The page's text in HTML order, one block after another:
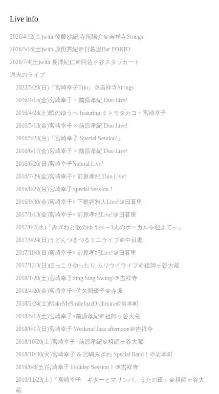
Live info
2026/4/12(土)with 後藤沙紀,寺尾陽介＠吉祥寺Strings
2026/5/16(土)with 原田秀紀＠日暮里Bar PORTO
2026/7/4(土)with 長澤紀仁＠阿佐ヶ谷スタッカート
過去のライブ
2022/5/29(日)『宮崎幸子Trio』＠吉祥寺Strings
2016/4/15(金)宮崎幸子 × 前原孝紀 Duo Live!
2016/4/23(土)歌のゆうべ featuring ミトモタカコ・宮崎幸子
2016/5/13(金)宮崎幸子 × 前原孝紀 Duo Live!
2016/5/23(月)『宮崎幸子 Special Session!』
2016/6/17(金)宮崎幸子 × 前原孝紀 Duo Live!
2016/6/26(日)宮崎幸子Natural Live!
2016/7/29(金)宮崎幸子× 前原孝紀 Duo Live!
2016/8/22(月)宮崎幸子Special Session！
2016/9/30(金)宮崎幸子× 下梶谷雅人Live!＠日暮里
2017/1/13(金)宮崎幸子× 前原孝紀Live!＠日暮里
2017/6/7(水)『みぎわと歌のゆうべ～3人のボーカルを迎えて～』
2017/9/24(日)うどんつるつるミニライブ＠中目黒
2017/10/8(日)宮崎幸子× 前原孝紀Live!＠日暮里
2017/12/3(日)ほっこりゆったり ムリウイライブ＠祖師ヶ谷大蔵
2018/1/20(土)宮崎幸子Sing Sing Swing!＠吉祥寺
2018/4/20(金)宮崎幸子×佐久間優子＠赤坂
2018/2/24(土)MakeMeSmileJazzOrchestra＠岩本町
2018/5/12(土)宮崎幸子×前原孝紀＠祖師ヶ谷大蔵
2018/6/17(日)宮崎幸子 Weekend Jazz afternoon＠吉祥寺
2018/10/20(土)宮崎幸子×前原孝紀＠祖師ヶ谷大蔵
2018/10/30(火)宮崎幸子 & 宮嶋みぎわ Special Band！＠岩本町
2019/6/8(土)宮崎幸子 Holiday Session！＠吉祥寺
2019/11/23(土)『宮崎幸子 ギターとマリンバ、うたの夜』＠祖師ヶ谷大
蔵